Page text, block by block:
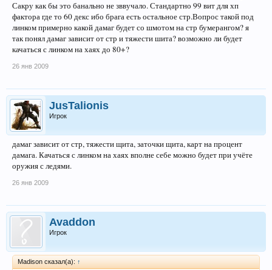
Сакру как бы это банально не зввучало. Стандартно 99 вит для хп
фактора где то 60 декс ибо брага есть остальное стр.Вопрос такой под
линком примерно какой дамаг будет со шмотом на стр бумерангом? я
так понял дамаг зависит от стр и тяжести шита? возможно ли будет
качаться с линком на хаях до 80+?
26 янв 2009
JusTalionis
Игрок
дамаг зависит от стр, тяжести щита, заточки щита, карт на процент
дамага. Качаться с линком на хаях вполне себе можно будет при учёте
оружия с ледями.
26 янв 2009
Avaddon
Игрок
Madison сказал(а): ↑